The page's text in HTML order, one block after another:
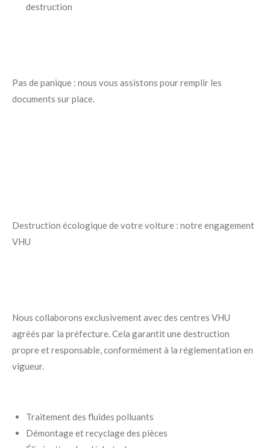
destruction
Pas de panique : nous vous assistons pour remplir les
documents sur place.
Destruction écologique de votre voiture : notre engagement
VHU
Nous collaborons exclusivement avec des centres VHU
agréés par la préfecture. Cela garantit une destruction
propre et responsable, conformément à la réglementation en
vigueur.
Traitement des fluides polluants
Démontage et recyclage des pièces